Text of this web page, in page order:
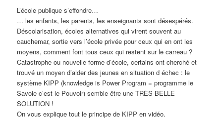
L’école publique s’effondre…
… les enfants, les parents, les enseignants sont désespérés.
Déscolarisation, écoles alternatives qui virent souvent au
cauchemar, sortie vers l’école privée pour ceux qui en ont les
moyens, comment font tous ceux qui restent sur le carreau ?
Catastrophe ou nouvelle forme d’école, certains ont cherché et
trouvé un moyen d’aider des jeunes en situation d échec : le
système KIPP (knowledge is Power Program = programme le
Savoie c’est le Pouvoir) semble être une TRÈS BELLE
SOLUTION !
On vous explique tout le principe de KIPP en vidéo.